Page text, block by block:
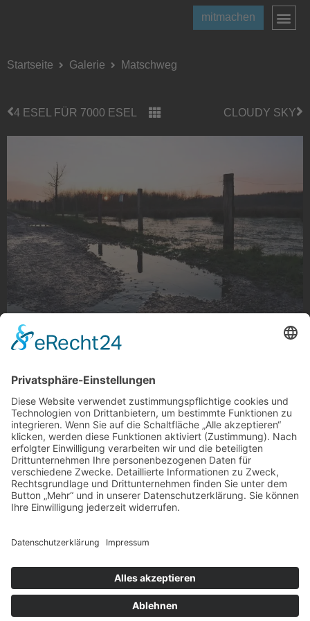
mitmachen
Startseite Galerie Matschweg
4 ESEL FÜR 7000 ESEL CLOUDY SKY
Matschweg